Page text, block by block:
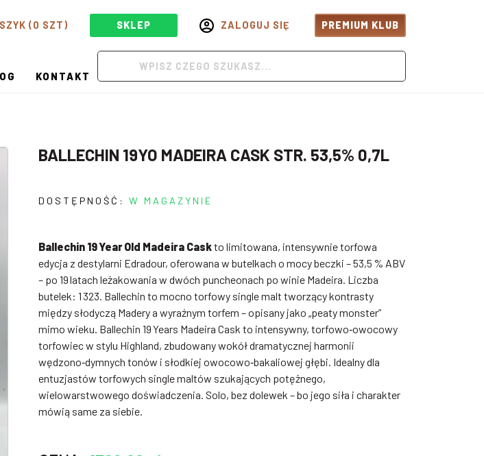
(0 SZT) SKLEP ZALOGUJ SIĘ PREMIUM KLUB
KONTAKT
BALLECHIN 19YO MADEIRA CASK STR. 53,5% 0,7L
DOSTĘPNOŚĆ:W MAGAZYNIE
Ballechin 19 Year Old Madeira Caskto limitowana, intensywnie torfowa
edycja z destylarni Edradour, oferowana w butelkach o mocy beczki – 53,5 % ABV
– po 19 latach leżakowania w dwóch puncheonach po winie Madeira. Liczba
butelek: 1 323. Ballechin to mocno torfowy single malt tworzący kontrasty
między słodyczą Madery a wyraźnym torfem – opisany jako „peaty monster”
mimo wieku. Ballechin 19 Years Madeira Cask to intensywny, torfowo‑owocowy
torfowiec w stylu Highland, zbudowany wokół dramatycznej harmonii
wędzono‑dymnych tonów i słodkiej owocowo‑bakaliowej głębi. Idealny dla
entuzjastów torfowych single maltów szukających potężnego,
wielowarstwowego doświadczenia. Solo, bez dolewek – bo jego siła i charakter
mówią same za siebie.